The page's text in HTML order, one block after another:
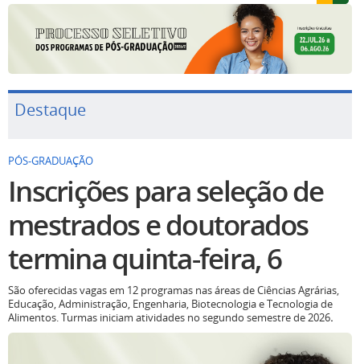
Destaque
PÓS-GRADUAÇÃO
Inscrições para seleção de
mestrados e doutorados
termina quinta-feira, 6
São oferecidas vagas em 12 programas nas áreas de Ciências Agrárias,
Educação, Administração, Engenharia, Biotecnologia e Tecnologia de
Alimentos. Turmas iniciam atividades no segundo semestre de 2026.